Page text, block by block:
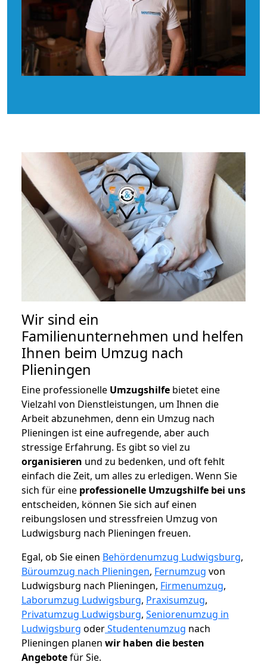
Wir sind ein
Familienunternehmen und helfen
Ihnen beim Umzug nach
Plieningen
Eine professionelle Umzugshilfe bietet eine
Vielzahl von Dienstleistungen, um Ihnen die
Arbeit abzunehmen, denn ein Umzug nach
Plieningen ist eine aufregende, aber auch
stressige Erfahrung. Es gibt so viel zu
organisieren und zu bedenken, und oft fehlt
einfach die Zeit, um alles zu erledigen. Wenn Sie
sich für eine professionelle Umzugshilfe bei uns
entscheiden, können Sie sich auf einen
reibungslosen und stressfreien Umzug von
Ludwigsburg nach Plieningen freuen.
Egal, ob Sie einen Behördenumzug Ludwigsburg,
Büroumzug nach Plieningen, Fernumzug von
Ludwigsburg nach Plieningen, Firmenumzug,
Laborumzug Ludwigsburg, Praxisumzug,
Privatumzug Ludwigsburg, Seniorenumzug in
Ludwigsburg oderStudentenumzug nach
Plieningen planen wir haben die besten
Angebotefür Sie.